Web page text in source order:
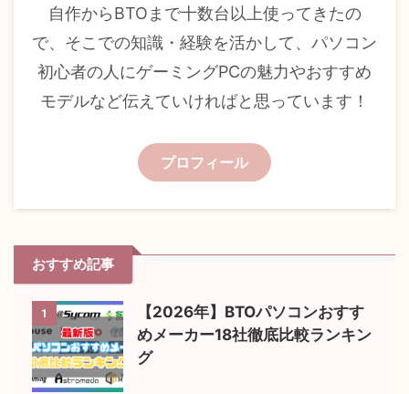
自作からBTOまで十数台以上使ってきたの
で、そこでの知識・経験を活かして、パソコン
初心者の人にゲーミングPCの魅力やおすすめ
モデルなど伝えていければと思っています！
プロフィール
おすすめ記事
1
【2026年】BTOパソコンおすす
めメーカー18社徹底比較ランキン
グ